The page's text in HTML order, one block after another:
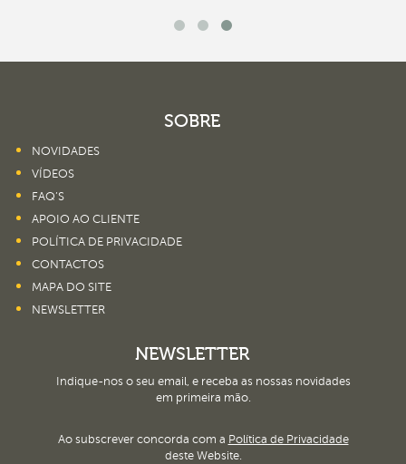
SOBRE
NOVIDADES
VÍDEOS
FAQ’S
APOIO AO CLIENTE
POLÍTICA DE PRIVACIDADE
CONTACTOS
MAPA DO SITE
NEWSLETTER
NEWSLETTER
Indique-nos o seu email, e receba as nossas novidades
em primeira mão.
Ao subscrever concorda com a Política de Privacidade
deste Website.